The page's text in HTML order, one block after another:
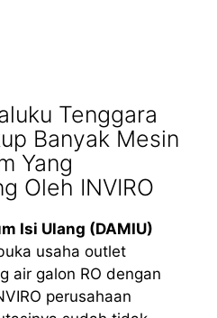
Tenggara
Banyak Mesin
Yang
Oleh INVIRO
Isi Ulang (DAMIU)
usaha outlet
air galon RO dengan
perusahaan